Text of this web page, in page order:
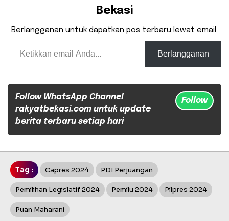
Bekasi
Berlangganan untuk dapatkan pos terbaru lewat email.
Ketikkan email Anda...
Berlangganan
Follow WhatsApp Channel
rakyatbekasi.com untuk update
berita terbaru setiap hari
Follow
Tag : Capres 2024 PDI Perjuangan
Pemilihan Legislatif 2024 Pemilu 2024 Pilpres 2024
Puan Maharani